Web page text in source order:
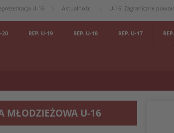
U-16 Aktualności U-16: Zagraniczne
20 REP. U-19 REP. U-18 REP. U-17
MŁODZIEŻOWA U-16